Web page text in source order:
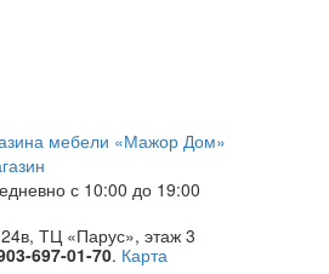
с 10:00 до 19:00
ТЦ «Парус», этаж 3
697-01-70. Карта